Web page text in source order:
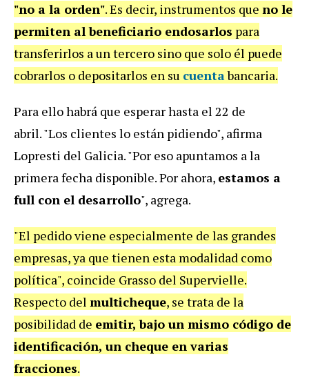
"no a la orden". Es decir, instrumentos que no le
permiten al beneficiario endosarlos para
transferirlos a un tercero sino que solo él puede
cobrarlos o depositarlos en su cuentabancaria.
Para ello habrá que esperar hasta el 22 de
abril."Los clientes lo están pidiendo", afirma
Lopresti del Galicia. "Por eso apuntamos a la
primera fecha disponible. Por ahora, estamos a
full con el desarrollo", agrega.
"El pedido viene especialmente de las grandes
empresas, ya que tienen esta modalidad como
política", coincide Grasso del Supervielle.
Respecto del multicheque, se trata de la
posibilidad de emitir, bajo un mismo código de
identificación, un cheque en varias
fracciones.